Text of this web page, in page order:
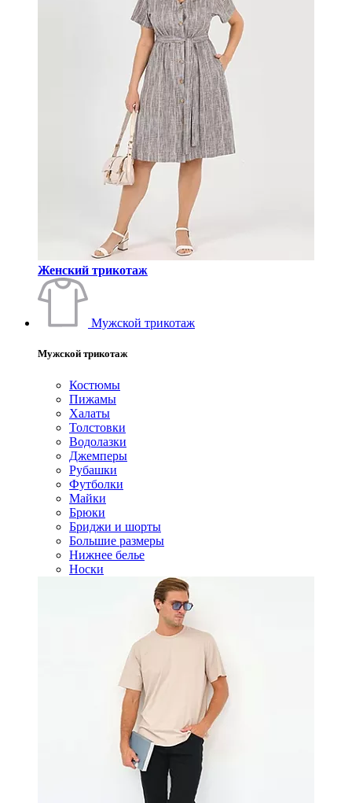
Женский трикотаж
Мужской трикотаж
Мужской трикотаж
Костюмы
Пижамы
Халаты
Толстовки
Водолазки
Джемперы
Рубашки
Футболки
Майки
Брюки
Бриджи и шорты
Большие размеры
Нижнее белье
Носки